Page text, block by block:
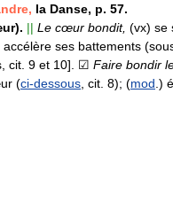
la Danse, p. 57.
|| Le cœur bondit, (vx) se
accélère ses battements
cit. 9 et 10].
☑ Faire bondir
(ci-dessous , cit. 8); (mod .)